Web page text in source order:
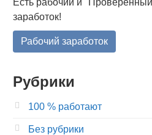
Есть рабочий и "Проверенный"
заработок!
Рабочий заработок
Рубрики
100 % работают
Без рубрики